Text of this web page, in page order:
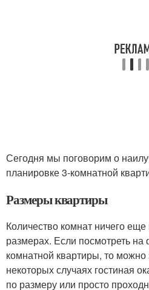
Сегодня мы поговорим о
планировке 3-комнатной
Размеры квартиры
Количество комнат ничего еще
размерах. Если посмотреть
комнатной квартиры, то можно
некоторых случаях гостиная
по размеру или просто